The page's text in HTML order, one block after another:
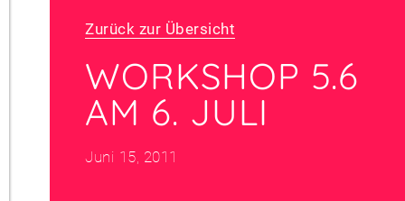
Zurück zur Übersicht
WORKSHOP 5.6
AM 6. JULI
Juni 15, 2011